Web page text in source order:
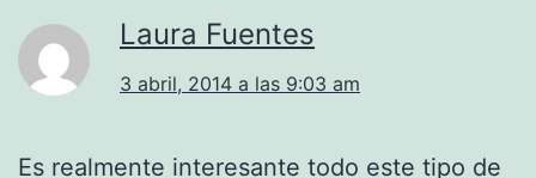
Laura Fuentes
3 abril, 2014 a las 9:03 am
Es realmente interesante todo este tipo de